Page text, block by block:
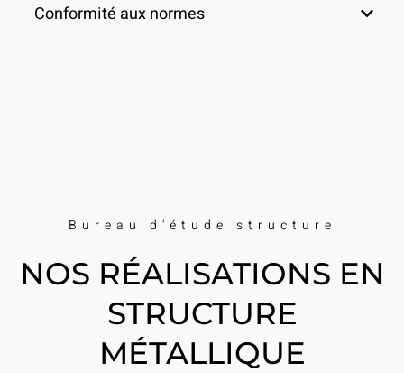
Conformité aux normes
Bureau d'étude structure
NOS RÉALISATIONS EN
STRUCTURE
MÉTALLIQUE